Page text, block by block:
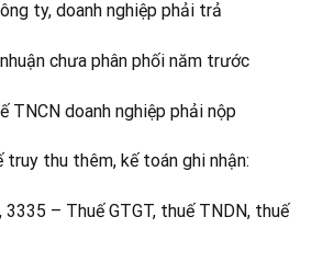
ty, doanh nghiệp phải trả
chưa phân phối năm trước
TNCN doanh nghiệp phải nộp
truy thu thêm, kế toán ghi nhận:
3335 – Thuế GTGT, thuế TNDN, thuế